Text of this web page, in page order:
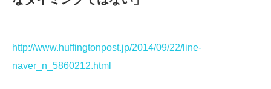
http://www.huffingtonpost.jp/2014/09/22/line-
naver_n_5860212.html